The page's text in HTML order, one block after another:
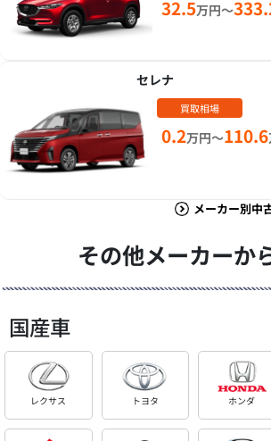
32.5万円～
セレナ
買取相場
0.2万円～110.6
メーカー別中
その他メーカーか
国産車
レクサス トヨタ ホンダ